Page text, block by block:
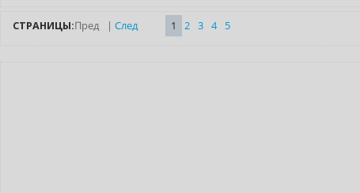
СТРАНИЦЫ:Пред | След 1 2 3 4 5